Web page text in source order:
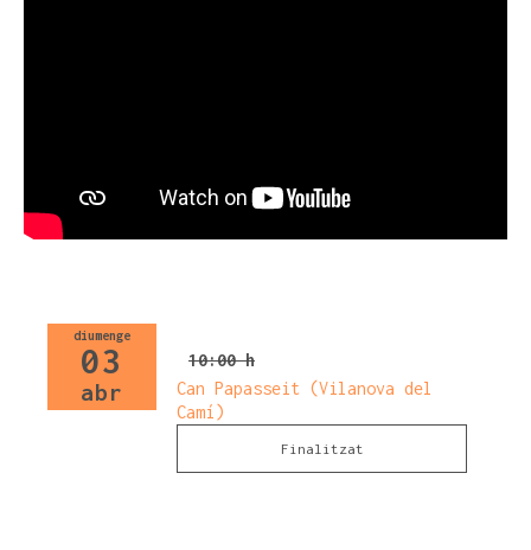
diumenge
03
abr
10:00 h
Can Papasseit (Vilanova del
Camí)
Finalitzat